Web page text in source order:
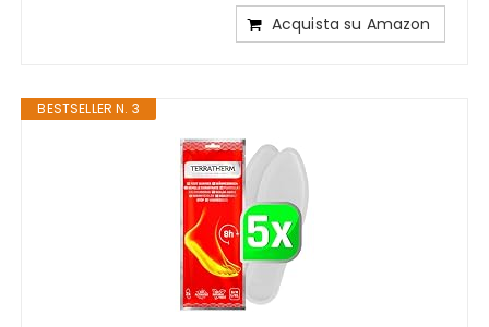
Acquista su Amazon
BESTSELLER N. 3